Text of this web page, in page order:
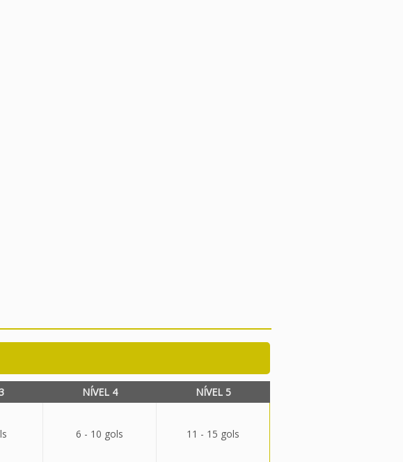
NÍVEL 4 NÍVEL 5
6 - 10 gols 11 - 15 gols